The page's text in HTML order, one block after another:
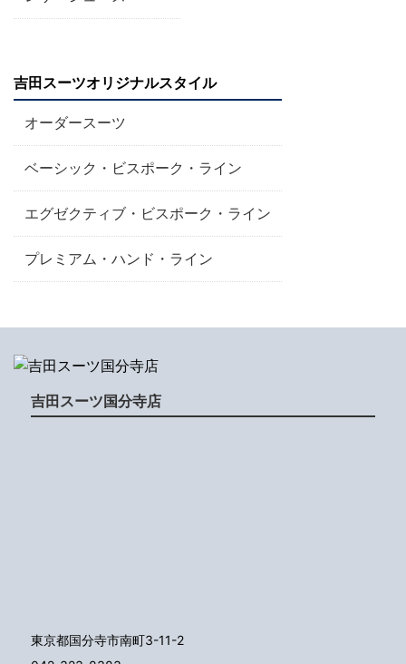
吉田スーツオリジナルスタイル
オーダースーツ
ベーシック・ビスポーク・ライン
エグゼクティブ・ビスポーク・ライン
プレミアム・ハンド・ライン
吉田スーツ国分寺店
東京都国分寺市南町3-11-2